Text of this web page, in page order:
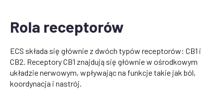
Rola receptorów
ECS składa się głównie z dwóch typów receptorów: CB1 i
CB2. Receptory CB1 znajdują się głównie w ośrodkowym
układzie nerwowym, wpływając na funkcje takie jak ból,
koordynacja i nastrój.